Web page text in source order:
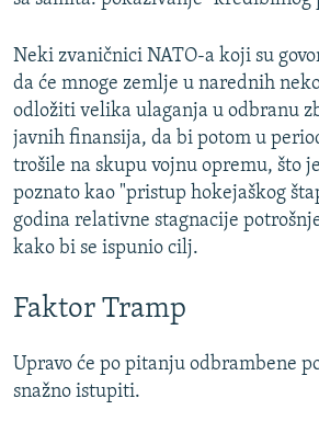
Neki zvaničnici NATO-a koji su
da će mnoge zemlje u narednih
odložiti velika ulaganja u odbranu
javnih finansija, da bi potom u
trošile na skupu vojnu opremu, što
poznato kao "pristup hokejaškog
godina relativne stagnacije
kako bi se ispunio cilj.
Faktor Tramp
Upravo će po pitanju odbrambene
snažno istupiti.